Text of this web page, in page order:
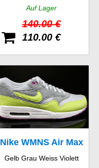
Auf Lager
140.00 €
110.00 €
Nike WMNS Air Max
1 Essential
Gelb Grau Weiss Violett